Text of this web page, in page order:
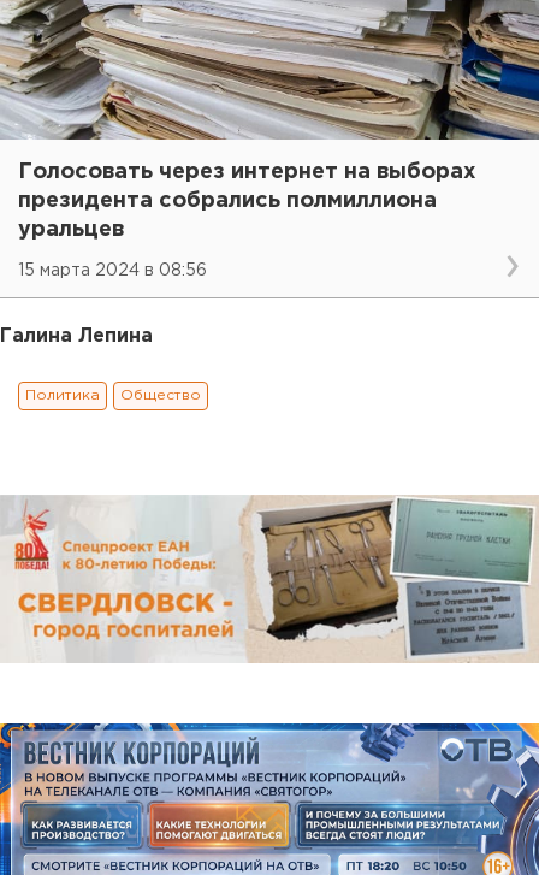
Голосовать через интернет на выборах
президента собрались полмиллиона
уральцев
15 марта 2024 в 08:56
Галина Лепина
Политика Общество